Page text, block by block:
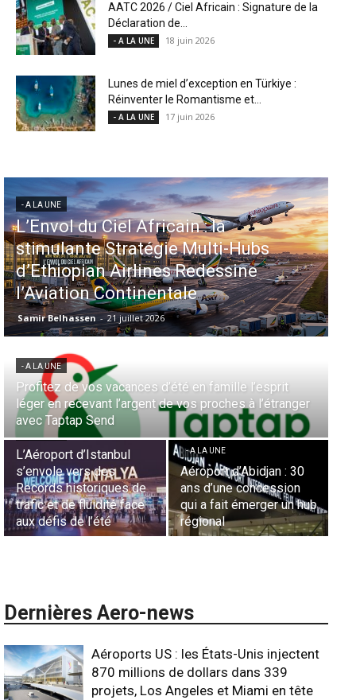
AATC 2026 / Ciel Africain : Signature de la
Déclaration de...
- A LA UNE 18 juin 2026
Lunes de miel d’exception en Türkiye :
Réinventer le Romantisme et...
- A LA UNE 17 juin 2026
- A LA UNE
L’Envol du Ciel Africain : la
stimulante Stratégie Multi-Hubs
d’Ethiopian Airlines Redessine
l’Aviation Continentale
Samir Belhassen - 21 juillet 2026
- A LA UNE
Profitez de vos vacances d’été en famille l’esprit
léger en recevant l’argent de vos proches à l’étranger
avec Taptap Send
L’Aéroport d’Istanbul
s’envole vers des
Records historiques de
trafic et de fluidité face
aux défis de l’été
- A LA UNE
Aéroport d’Abidjan : 30
ans d’une concession
qui a fait émerger un hub
régional
Dernières Aero-news
Aéroports US : les États-Unis injectent
870 millions de dollars dans 339
projets, Los Angeles et Miami en tête